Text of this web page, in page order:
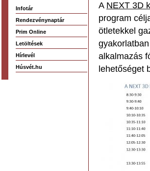
Infotár
Rendezvénynaptár
Prim Online
Letöltések
Hírlevél
Húsvét.hu
A NEXT 3D
program
ötletekkel
alkalmazás
lehetőséget